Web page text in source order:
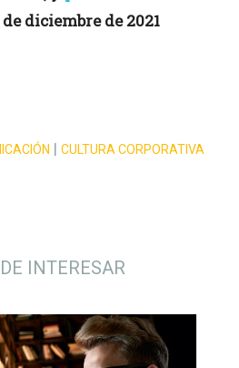
diciembre de 2021
| CULTURA CORPORATIVA
INTERESAR